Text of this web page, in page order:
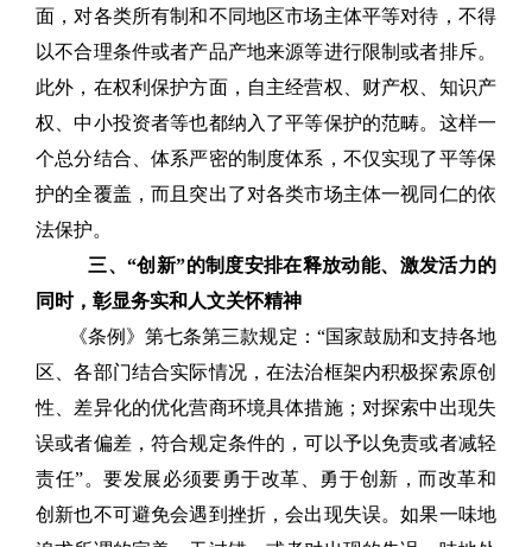
面，对各类所有制和不同地区市场主体平等对待，不得
以不合理条件或者产品产地来源等进行限制或者排斥。
此外，在权利保护方面，自主经营权、财产权、知识产
权、中小投资者等也都纳入了平等保护的范畴。这样一
个总分结合、体系严密的制度体系，不仅实现了平等保
护的全覆盖，而且突出了对各类市场主体一视同仁的依
法保护。
三、“创新”的制度安排在释放动能、激发活力的
同时，彰显务实和人文关怀精神
《条例》第七条第三款规定：“国家鼓励和支持各地
区、各部门结合实际情况，在法治框架内积极探索原创
性、差异化的优化营商环境具体措施；对探索中出现失
误或者偏差，符合规定条件的，可以予以免责或者减轻
责任”。要发展必须要勇于改革、勇于创新，而改革和
创新也不可避免会遇到挫折，会出现失误。如果一味地